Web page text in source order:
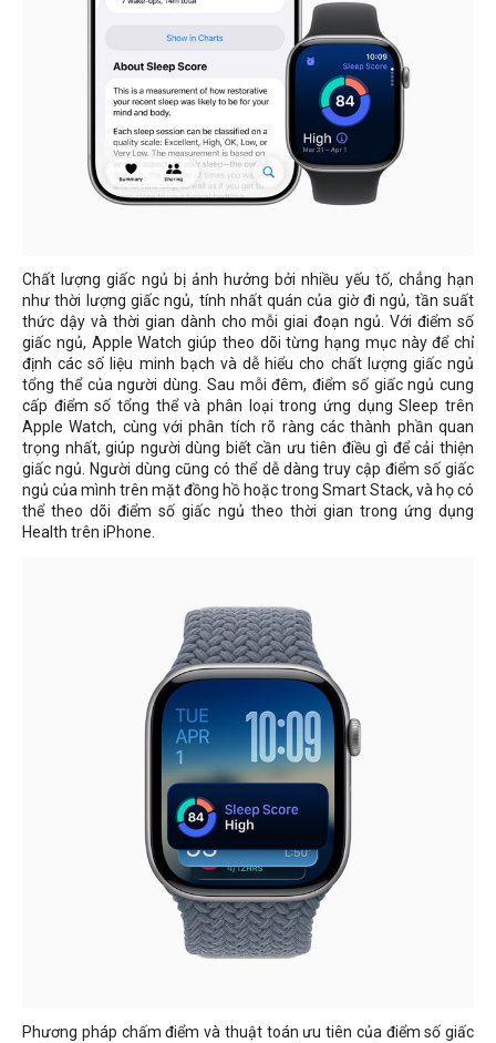
Chất lượng giấc ngủ bị ảnh hưởng bởi nhiều yếu tố, chẳng hạn
như thời lượng giấc ngủ, tính nhất quán của giờ đi ngủ, tần suất
thức dậy và thời gian dành cho mỗi giai đoạn ngủ. Với điểm số
giấc ngủ, Apple Watch giúp theo dõi từng hạng mục này để chỉ
định các số liệu minh bạch và dễ hiểu cho chất lượng giấc ngủ
tổng thể của người dùng. Sau mỗi đêm, điểm số giấc ngủ cung
cấp điểm số tổng thể và phân loại trong ứng dụng Sleep trên
Apple Watch, cùng với phân tích rõ ràng các thành phần quan
trọng nhất, giúp người dùng biết cần ưu tiên điều gì để cải thiện
giấc ngủ. Người dùng cũng có thể dễ dàng truy cập điểm số giấc
ngủ của mình trên mặt đồng hồ hoặc trong Smart Stack, và họ có
thể theo dõi điểm số giấc ngủ theo thời gian trong ứng dụng
Health trên iPhone.
Phương pháp chấm điểm và thuật toán ưu tiên của điểm số giấc